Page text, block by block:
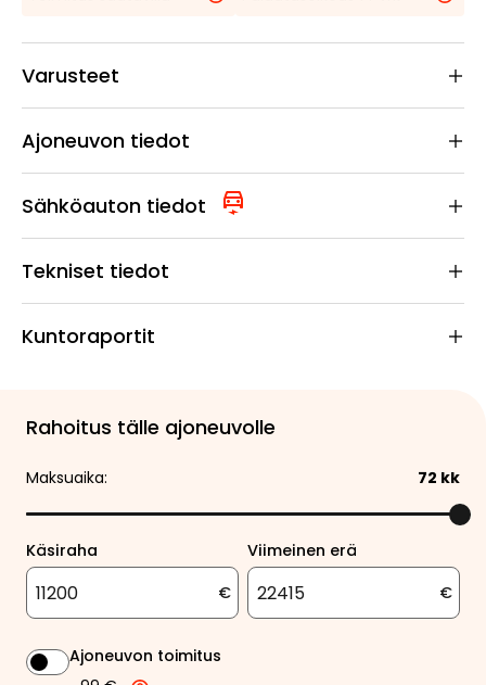
Varusteet
Ajoneuvon tiedot
Sähköauton tiedot
Tekniset tiedot
Kuntoraportit
Rahoitus tälle ajoneuvolle
Maksuaika: 72 kk
Käsiraha
€
Viimeinen erä
€
Ajoneuvon toimitus